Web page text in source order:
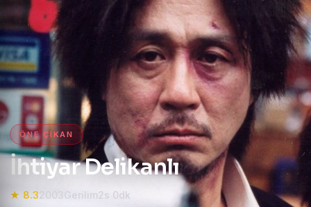
ÖNE ÇIKAN
İhtiyar Delikanlı
★ 8.32003 Gerilim2s 0dk